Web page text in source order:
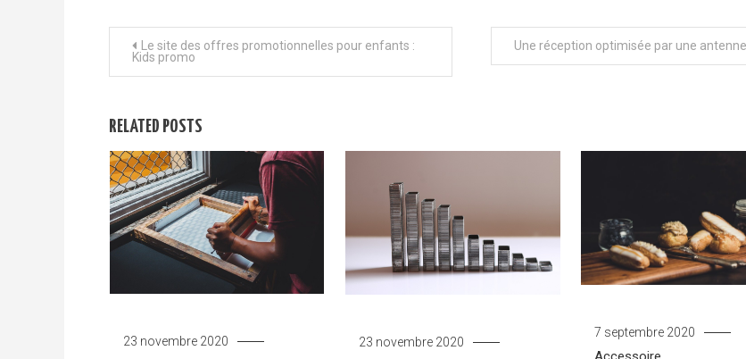
Navigation de l’article
Le site des offres promotionnelles pour enfants :
Kids promo
Une réception optimisée par une
RELATED POSTS
23 novembre 2020 23 novembre 2020
7 septembre 2020